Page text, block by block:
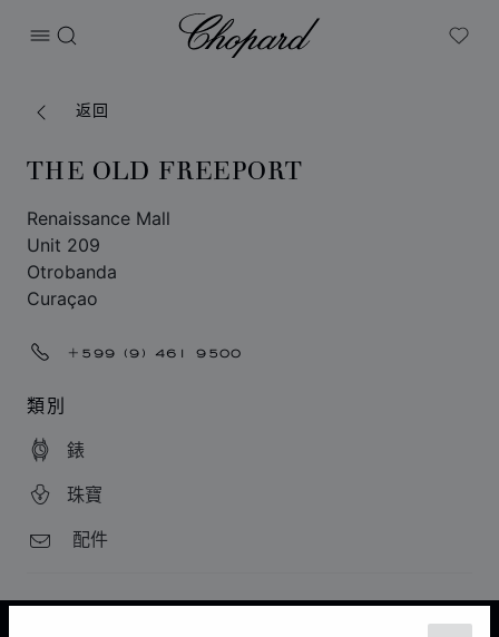
打开菜单
搜索
Chopard
My
返回
THE OLD FREEPORT
Renaissance Mall
Unit 209
Otrobanda
Curaçao
+599 (9) 461 9500
類別
錶
珠寶
配件